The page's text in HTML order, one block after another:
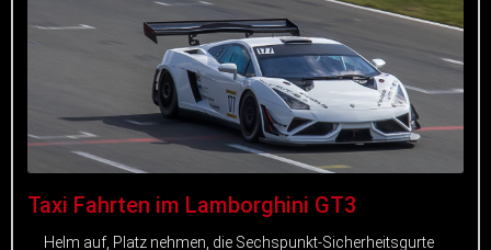
Taxi Fahrten im Lamborghini GT3
Helm auf, Platz nehmen, die Sechspunkt-Sicherheitsgurte